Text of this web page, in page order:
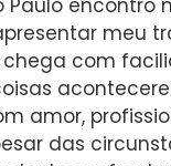
Paulo encontro
meu
chega com
amor,
das